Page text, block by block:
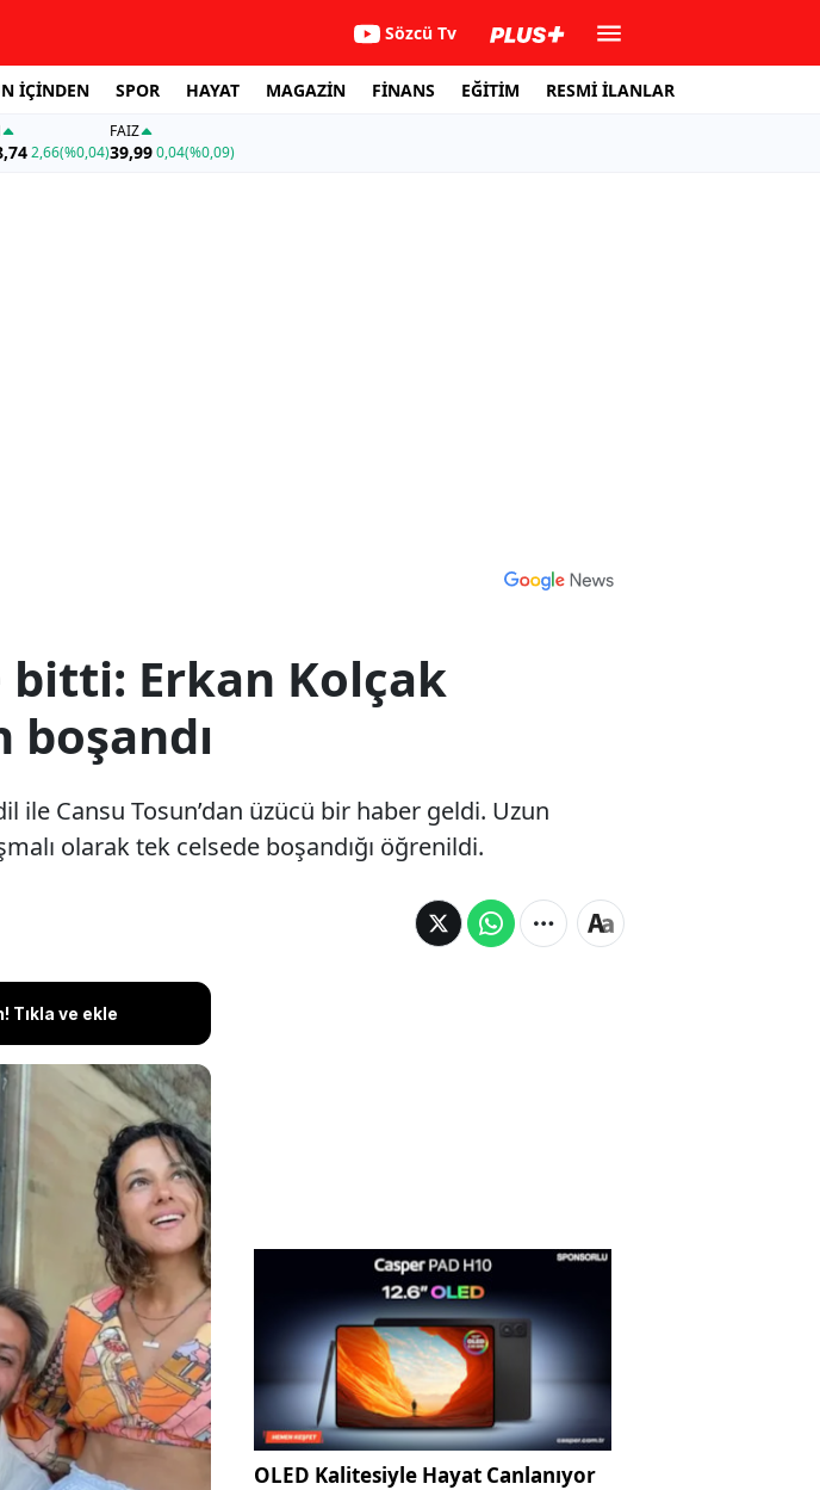
Sözcü Tv
İÇİNDEN SPOR HAYAT MAGAZİN FİNANS EĞİTİM RESMİ İLANLAR
2,66(%0,04)
FAİZ
39,990,04(%0,09)
bitti: Erkan Kolçak
ile Cansu Tosun’dan üzücü bir haber geldi. Uzun
olarak tek celsede boşandığı öğrenildi.
Tıkla ve ekle
Kolçak Köstendil ile
Uzun süredir
anlaşmalı olarak tek
OLED Kalitesiyle Hayat Canlanıyor